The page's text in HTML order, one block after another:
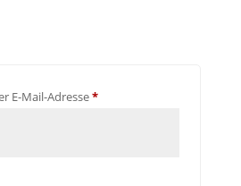
E-Mail-Adresse*Erforderlich